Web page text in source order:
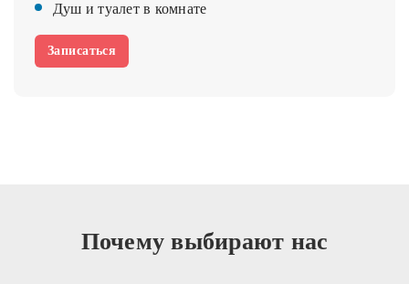
Душ и туалет в комнате
Записаться
Почему выбирают нас